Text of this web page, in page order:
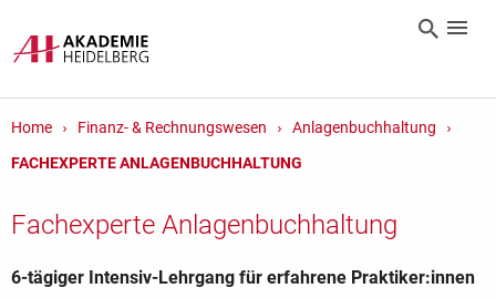
Home Finanz- & Rechnungswesen
Anlagenbuchhaltung
FACHEXPERTE ANLAGENBUCHHALTUNG
Fachexperte Anlagenbuchhaltung
6-tägiger Intensiv-Lehrgang für erfahrene Praktiker:innen